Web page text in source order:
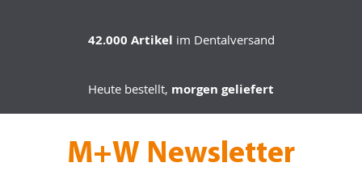
42.000 Artikel im Dentalversand
Heute bestellt, morgen geliefert
M+W Newsletter